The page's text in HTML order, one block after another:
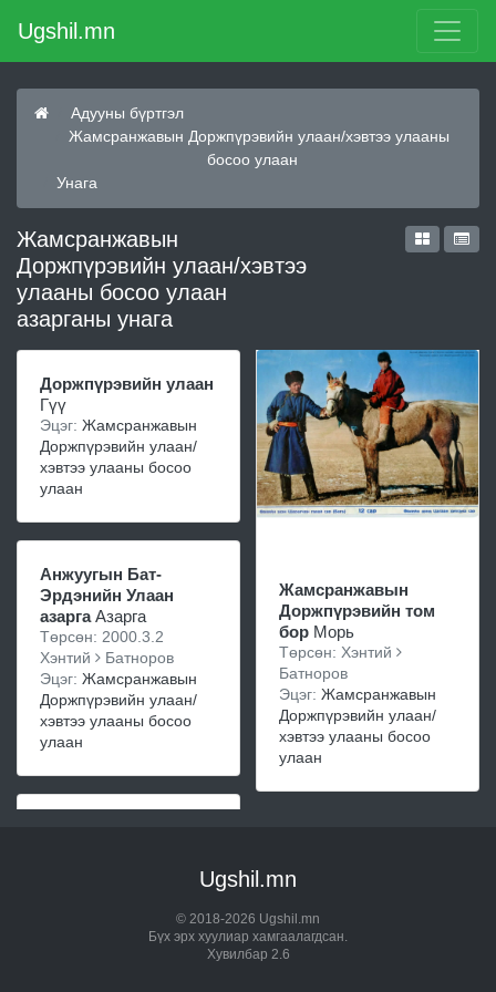
Ugshil.mn
Адууны бүртгэл
Жамсранжавын Доржпүрэвийн улаан/хэвтээ улааны
босоо улаан
Унага
Жамсранжавын
Доржпүрэвийн улаан/хэвтээ
улааны босоо улаан
азарганы унага
Доржпүрэвийн улаан
Гүү
Эцэг: Жамсранжавын
Доржпүрэвийн улаан/
хэвтээ улааны босоо
улаан
Анжуугын Бат-
Эрдэнийн Улаан
азаргаАзарга
Төрсөн: 2000.3.2
Хэнтий
Батноров
Эцэг: Жамсранжавын
Доржпүрэвийн улаан/
хэвтээ улааны босоо
улаан
Жамсранжавын
Доржпүрэвийн том
бор Морь
Төрсөн: Хэнтий
Батноров
Эцэг: Жамсранжавын
Доржпүрэвийн улаан/
хэвтээ улааны босоо
улаан
Ugshil.mn
© 2018-2026 Ugshil.mn
Бүх эрх хуулиар хамгаалагдсан.
Хувилбар 2.6